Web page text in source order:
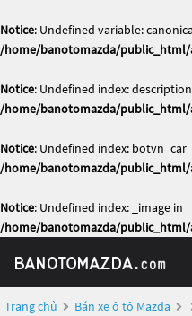
Notice: Undefined variable:
/home/banotomazda/public_html/
Notice: Undefined index:
/home/banotomazda/public_html/
Notice: Undefined index:
/home/banotomazda/public_html/
Notice: Undefined index: _image in
/home/banotomazda/public_html/
Trang chủ Bán xe ô tô Mazda